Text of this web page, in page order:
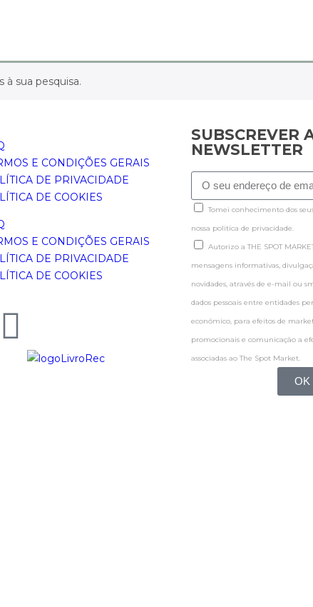
sua pesquisa.
E CONDIÇÕES GERAIS
DE PRIVACIDADE
DE COOKIES
E CONDIÇÕES GERAIS
DE PRIVACIDADE
DE COOKIES
SUBSCREVER
NEWSLETTER
Tomei conhecimento dos
nossa politica de privacidade.
Autorizo a THE SPOT
mensagens informativas,
novidades, através de e-mail ou
dados pessoais entre entidades
económico, para efeitos de
promocionais e comunicação a
associadas ao The Spot Market.
OK